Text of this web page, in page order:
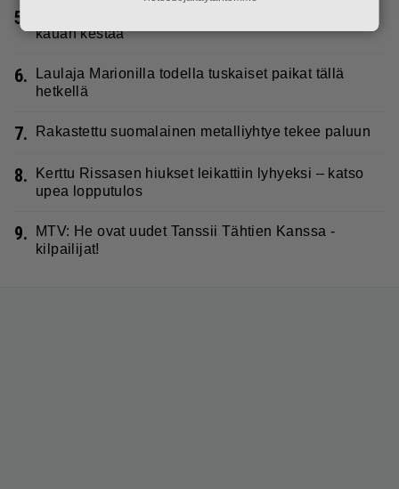
5.
kauan kestää
6.
Laulaja Marionilla todella tuskaiset paikat tällä
hetkellä
7. Rakastettu suomalainen metalliyhtye tekee paluun
8.
Kerttu Rissasen hiukset leikattiin lyhyeksi – katso
upea lopputulos
9.
MTV: He ovat uudet Tanssii Tähtien Kanssa -
kilpailijat!